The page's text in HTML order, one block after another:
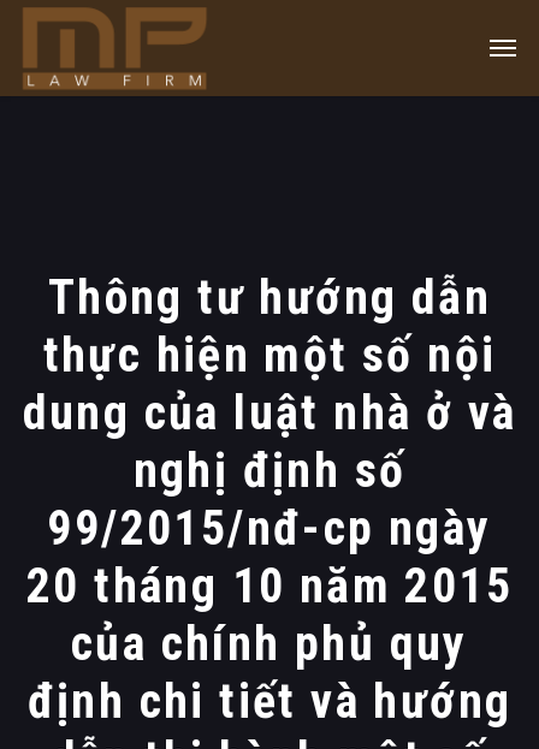
Thông tư hướng dẫn
thực hiện một số nội
dung của luật nhà ở và
nghị định số
99/2015/nđ-cp ngày
20 tháng 10 năm 2015
của chính phủ quy
định chi tiết và hướng